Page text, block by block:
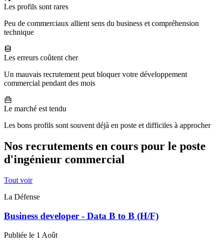
Les profils sont rares
Peu de commerciaux allient sens du business et compréhension
technique
Les erreurs coûtent cher
Un mauvais recrutement peut bloquer votre développement
commercial pendant des mois
Le marché est tendu
Les bons profils sont souvent déjà en poste et difficiles à approcher
Nos recrutements en cours pour le poste
d'ingénieur commercial
Tout voir
La Défense
Business developer - Data B to B (H/F)
Publiée le 1 Août